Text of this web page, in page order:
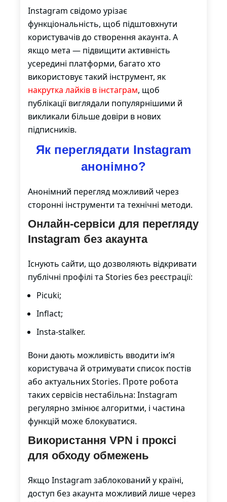
Instagram свідомо урізає
функціональність, щоб підштовхнути
користувачів до створення акаунта. А
якщо мета — підвищити активність
усередині платформи, багато хто
використовує такий інструмент, як
накрутка лайків в інстаграм, щоб
публікації виглядали популярнішими й
викликали більше довіри в нових
підписників.
Як переглядати Instagram
анонімно?
Анонімний перегляд можливий через
сторонні інструменти та технічні методи.
Онлайн-сервіси для перегляду
Instagram без акаунта
Існують сайти, що дозволяють відкривати
публічні профілі та Stories без реєстрації:
Picuki;
Inflact;
Insta-stalker.
Вони дають можливість вводити ім’я
користувача й отримувати список постів
або актуальних Stories. Проте робота
таких сервісів нестабільна: Instagram
регулярно змінює алгоритми, і частина
функцій може блокуватися.
Використання VPN і проксі
для обходу обмежень
Якщо Instagram заблокований у країні,
доступ без акаунта можливий лише через